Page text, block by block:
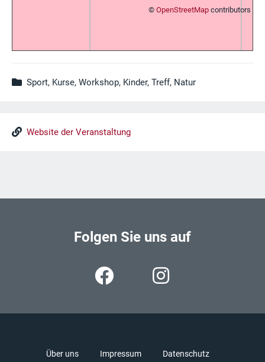
© OpenStreetMap contributors
Sport, Kurse, Workshop, Kinder, Treff, Natur
Website der Veranstaltung
Folgen Sie uns auf
Über uns Impressum Datenschutz